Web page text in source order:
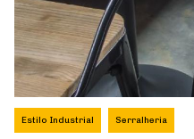
Estilo Industrial Serralheria